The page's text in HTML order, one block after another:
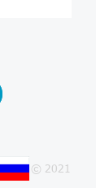
© 2021